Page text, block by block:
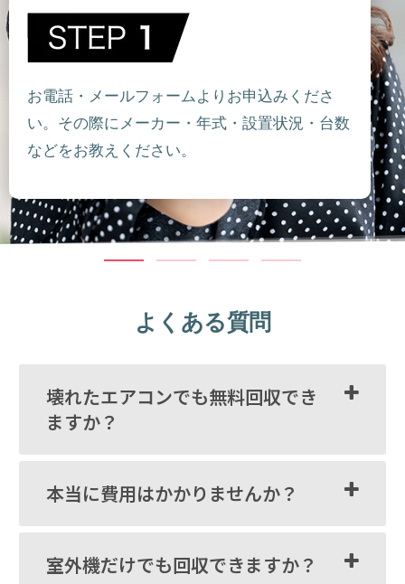
お電話・メールフォームよりお申込みくださ
い。その際にメーカー・年式・設置状況・台数
などをお教えください。
よくある質問
壊れたエアコンでも無料回収でき
ますか？
本当に費用はかかりませんか？
室外機だけでも回収できますか？